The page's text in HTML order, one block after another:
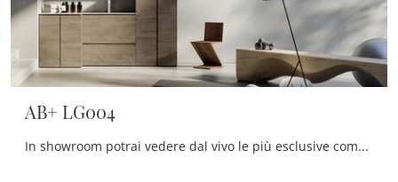
AB+ LG004
In showroom potrai vedere dal vivo le più esclusive composizioni arredative del rinomato marchio: ti accoglieremo per arredare insieme la stanza del ...